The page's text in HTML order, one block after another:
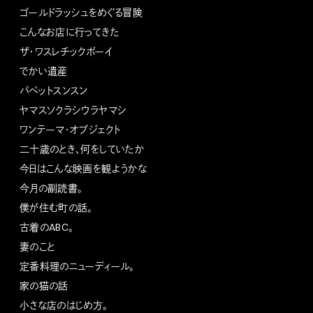
ゴールドラッシュをめぐる冒険
こんなお店に行ってきた
ザ・ワスレチックボーイ
でかい遺産
パペットスンスン
ヤマスソクラシウラヤマシ
ワンテーマ・オブジェクト
二十歳のとき、何をしていたか
今日はこんな映画を観ようかな
今月の副読書。
僕が住む町の話。
古着のABC。
妻のこと
定番料理のニューディール。
家の猫の話
小さな店のはじめ方。